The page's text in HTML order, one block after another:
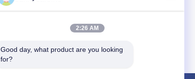
2:26 AM
Good day, what product are you looking
for?